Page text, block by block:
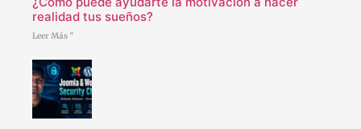
realidad tus sueños?
Leer Más "